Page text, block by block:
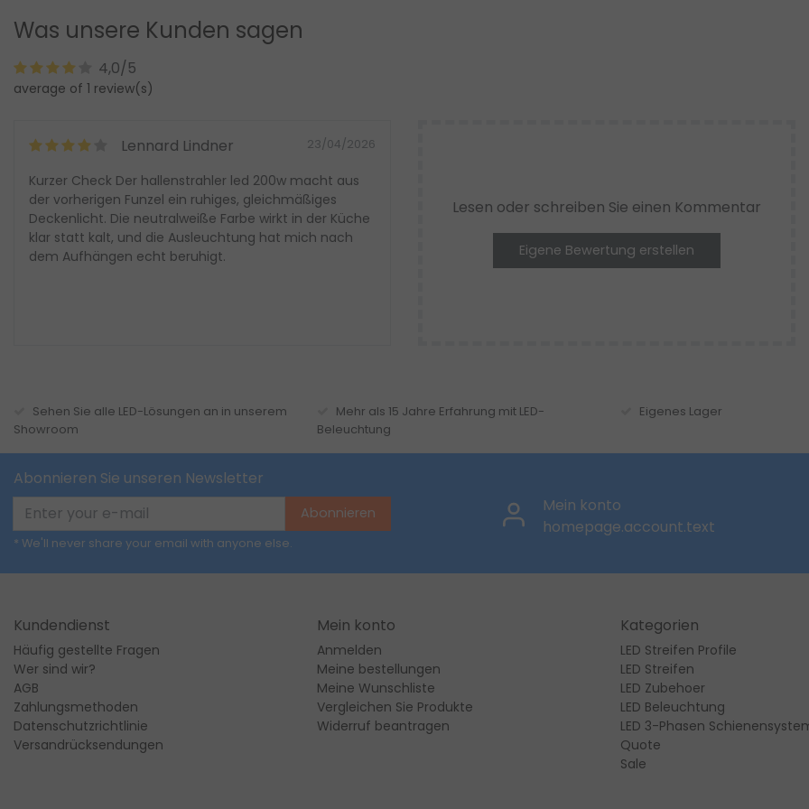
Was unsere Kunden sagen
4,0/5
average of 1 review(s)
Lennard Lindner 23/04/2026
Kurzer Check Der hallenstrahler led 200w macht aus
der vorherigen Funzel ein ruhiges, gleichmäßiges
Deckenlicht. Die neutralweiße Farbe wirkt in der Küche
klar statt kalt, und die Ausleuchtung hat mich nach
dem Aufhängen echt beruhigt.
Lesen oder schreiben Sie einen Kommentar
Eigene Bewertung erstellen
Sehen Sie alle LED-Lösungen an in unserem
Showroom
Mehr als 15 Jahre Erfahrung mit LED-
Beleuchtung
Eigenes Lager
Abonnieren Sie unseren Newsletter
Abonnieren
* We'll never share your email with anyone else.
Mein konto
homepage.account.text
Kundendienst
Häufig gestellte Fragen
Wer sind wir?
AGB
Zahlungsmethoden
Datenschutzrichtlinie
Versandrücksendungen
Mein konto
Anmelden
Meine bestellungen
Meine Wunschliste
Vergleichen Sie Produkte
Widerruf beantragen
Kategorien
LED Streifen Profile
LED Streifen
LED Zubehoer
LED Beleuchtung
LED 3-Phasen
Quote
Sale